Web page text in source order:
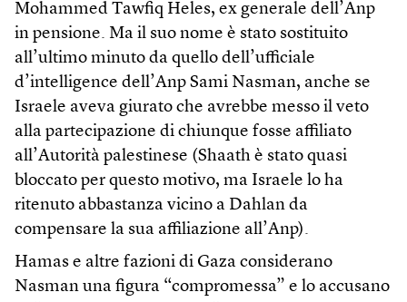
Mohammed Tawfiq Heles, ex generale dell’Anp
in pensione. Ma il suo nome è stato sostituito
all’ultimo minuto da quello dell’ufficiale
d’intelligence dell’Anp Sami Nasman, anche se
Israele aveva giurato che avrebbe messo il veto
alla partecipazione di chiunque fosse affiliato
all’Autorità palestinese (Shaath è stato quasi
bloccato per questo motivo, ma Israele lo ha
ritenuto abbastanza vicino a Dahlan da
compensare la sua affiliazione all’Anp).
Hamas e altre fazioni di Gaza considerano
Nasman una figura “compromessa” e lo accusano